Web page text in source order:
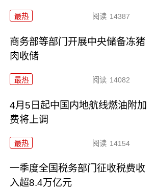
最热 阅读 14387
商务部等部门开展中央储备冻猪
肉收储
最热 阅读 14082
4月5日起中国内地航线燃油附加
费将上调
最热 阅读 14154
一季度全国税务部门征收税费收
入超8.4万亿元